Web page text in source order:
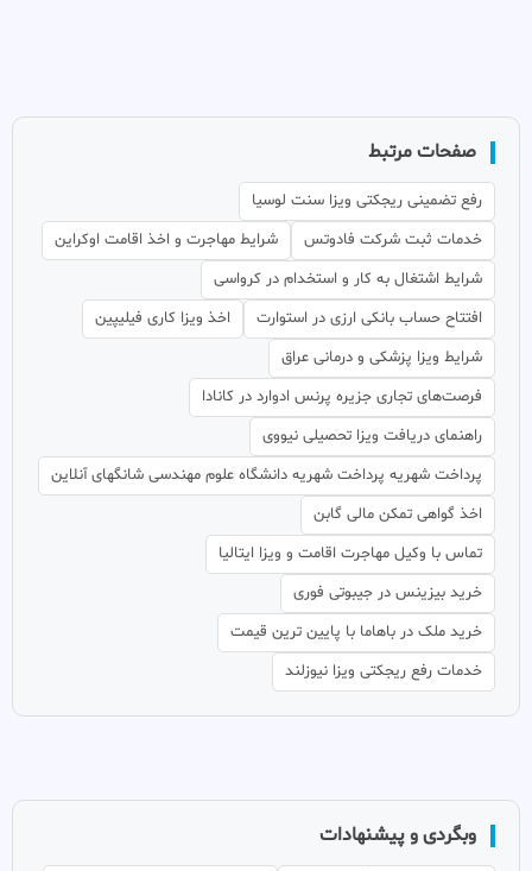
صفحات مرتبط
رفع تضمینی ریجکتی ویزا سنت لوسیا
خدمات ثبت شرکت فادوتس
شرایط مهاجرت و اخذ اقامت اوکراین
شرایط اشتغال به کار و استخدام در کرواسی
افتتاح حساب بانکی ارزی در استوارت
اخذ ویزا کاری فیلیپین
شرایط ویزا پزشکی و درمانی عراق
فرصت‌های تجاری جزیره پرنس ادوارد در کانادا
راهنمای دریافت ویزا تحصیلی نیووی
پرداخت شهریه پرداخت شهریه دانشگاه علوم مهندسی شانگهای آنلاین
اخذ گواهی تمکن مالی گابن
تماس با وکیل مهاجرت اقامت و ویزا ایتالیا
خرید بیزینس در جیبوتی فوری
خرید ملک در باهاما با پایین ترین قیمت
خدمات رفع ریجکتی ویزا نیوزلند
وبگردی و پیشنهادات